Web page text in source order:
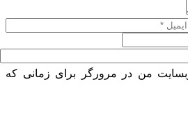
من در مرورگر برای زمانی که